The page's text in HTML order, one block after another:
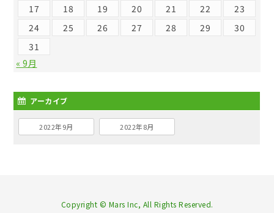
17
18 19 20 21 22
23
24
25 26 27 28 29
30
31
« 9月
アーカイブ
2022年9月 2022年8月
Copyright © Mars Inc, All Rights Reserved.